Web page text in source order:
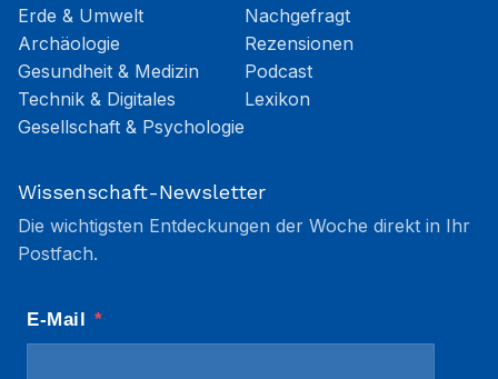
Erde & Umwelt
Archäologie
Gesundheit & Medizin
Technik & Digitales
Gesellschaft & Psychologie
Nachgefragt
Rezensionen
Podcast
Lexikon
Wissenschaft-Newsletter
Die wichtigsten Entdeckungen der Woche direkt in Ihr
Postfach.